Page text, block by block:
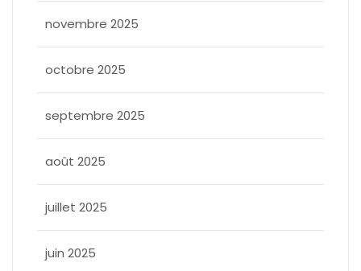
novembre 2025
octobre 2025
septembre 2025
août 2025
juillet 2025
juin 2025